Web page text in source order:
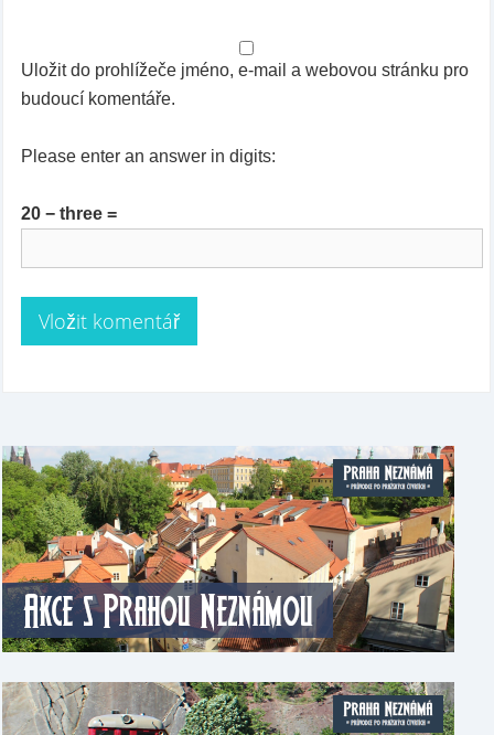
Uložit do prohlížeče jméno, e-mail a webovou stránku pro
budoucí komentáře.
Please enter an answer in digits:
20 − three =